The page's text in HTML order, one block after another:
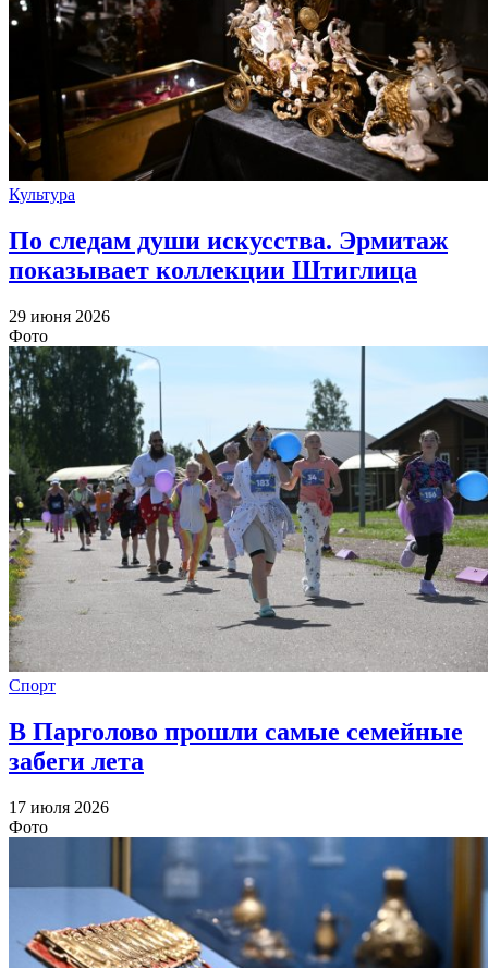
Культура
По следам души искусства. Эрмитаж
показывает коллекции Штиглица
29 июня 2026
Фото
Спорт
В Парголово прошли самые семейные
забеги лета
17 июля 2026
Фото